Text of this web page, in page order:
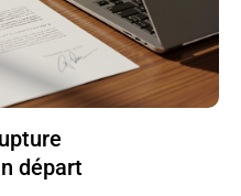
départ